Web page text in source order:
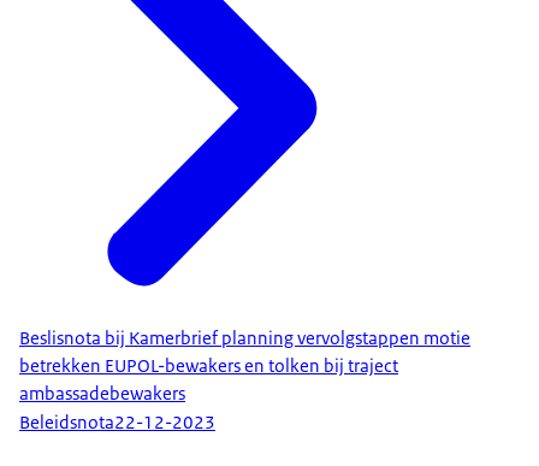
Beslisnota bij Kamerbrief planning vervolgstappen motie
betrekken EUPOL-bewakers en tolken bij traject
ambassadebewakers
Beleidsnota22-12-2023